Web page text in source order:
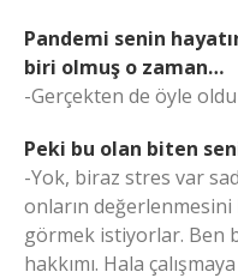
Pandemi senin
biri olmuş o zaman…
-Gerçekten de öyle oldu
Peki bu olan biten
-Yok, biraz stres var
onların
görmek istiyorlar. Ben
hakkımı. Hala